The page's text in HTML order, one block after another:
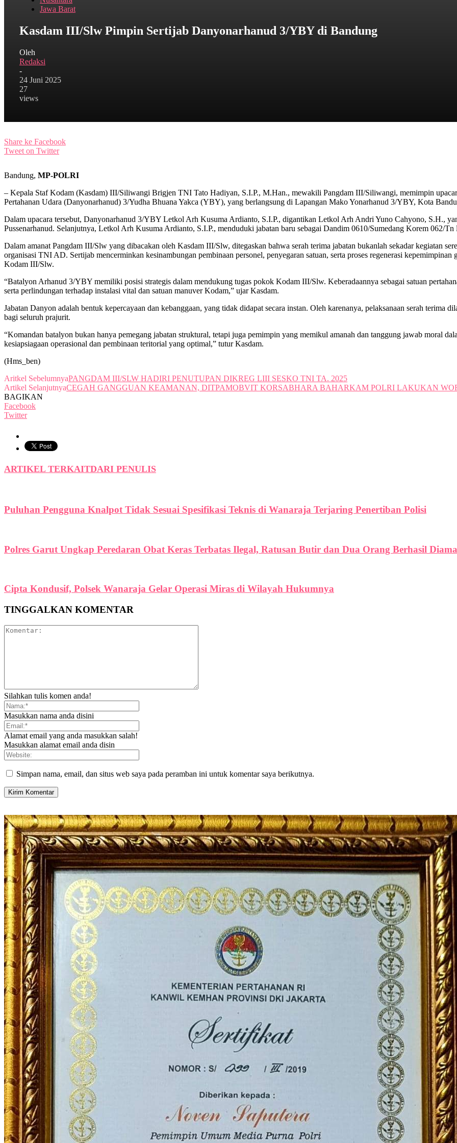
Jawa Barat
Kasdam III/Slw Pimpin Sertijab Danyonarhanud 3/YBY di Bandung
Oleh
Redaksi
-
24 Juni 2025
27
views
Share ke Facebook
Tweet on Twitter
Bandung, MP-POLRI
– Kepala Staf Kodam (Kasdam) III/Siliwangi Brigjen TNI Tato Hadiyan, S.I.P., M.Han., mewakili Pangdam III/Siliwangi, memimpin
Pertahanan Udara (Danyonarhanud) 3/Yudha Bhuana Yakca (YBY), yang berlangsung di Lapangan Mako Yonarhanud 3/YBY, Kota
Dalam upacara tersebut, Danyonarhanud 3/YBY Letkol Arh Kusuma Ardianto, S.I.P., digantikan Letkol Arh Andri Yuno Cahyono, S.H.,
Pussenarhanud. Selanjutnya, Letkol Arh Kusuma Ardianto, S.I.P., menduduki jabatan baru sebagai Dandim 0610/Sumedang Korem 062/
Dalam amanat Pangdam III/Slw yang dibacakan oleh Kasdam III/Slw, ditegaskan bahwa serah terima jabatan bukanlah sekadar kegiatan
organisasi TNI AD. Sertijab mencerminkan kesinambungan pembinaan personel, penyegaran satuan, serta proses regenerasi
Kodam III/Slw.
“Batalyon Arhanud 3/YBY memiliki posisi strategis dalam mendukung tugas pokok Kodam III/Slw. Keberadaannya sebagai satuan
serta perlindungan terhadap instalasi vital dan satuan manuver Kodam,” ujar Kasdam.
Jabatan Danyon adalah bentuk kepercayaan dan kebanggaan, yang tidak didapat secara instan. Oleh karenanya, pelaksanaan serah terima
bagi seluruh prajurit.
“Komandan batalyon bukan hanya pemegang jabatan struktural, tetapi juga pemimpin yang memikul amanah dan tanggung jawab moral
kesiapsiagaan operasional dan pembinaan teritorial yang optimal,” tutur Kasdam.
(Hms_ben)
Aritkel SebelumnyaPANGDAM III/SLW HADIRI PENUTUPAN DIKREG LIII SESKO TNI TA. 2025
Artikel SelanjutnyaCEGAH GANGGUAN KEAMANAN, DITPAMOBVIT KORSABHARA BAHARKAM POLRI LAKUKAN
BAGIKAN
Facebook
Twitter
ARTIKEL TERKAITDARI PENULIS
Puluhan Pengguna Knalpot Tidak Sesuai Spesifikasi Teknis di Wanaraja Terjaring Penertiban Polisi
Polres Garut Ungkap Peredaran Obat Keras Terbatas Ilegal, Ratusan Butir dan Dua Orang Berhasil
Cipta Kondusif, Polsek Wanaraja Gelar Operasi Miras di Wilayah Hukumnya
TINGGALKAN KOMENTAR
Silahkan tulis komen anda!
Masukkan nama anda disini
Alamat email yang anda masukkan salah!
Masukkan alamat email anda disin
Simpan nama, email, dan situs web saya pada peramban ini untuk komentar saya berikutnya.